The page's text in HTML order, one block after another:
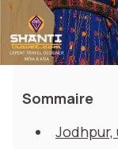
Sommaire
Jodhpur,